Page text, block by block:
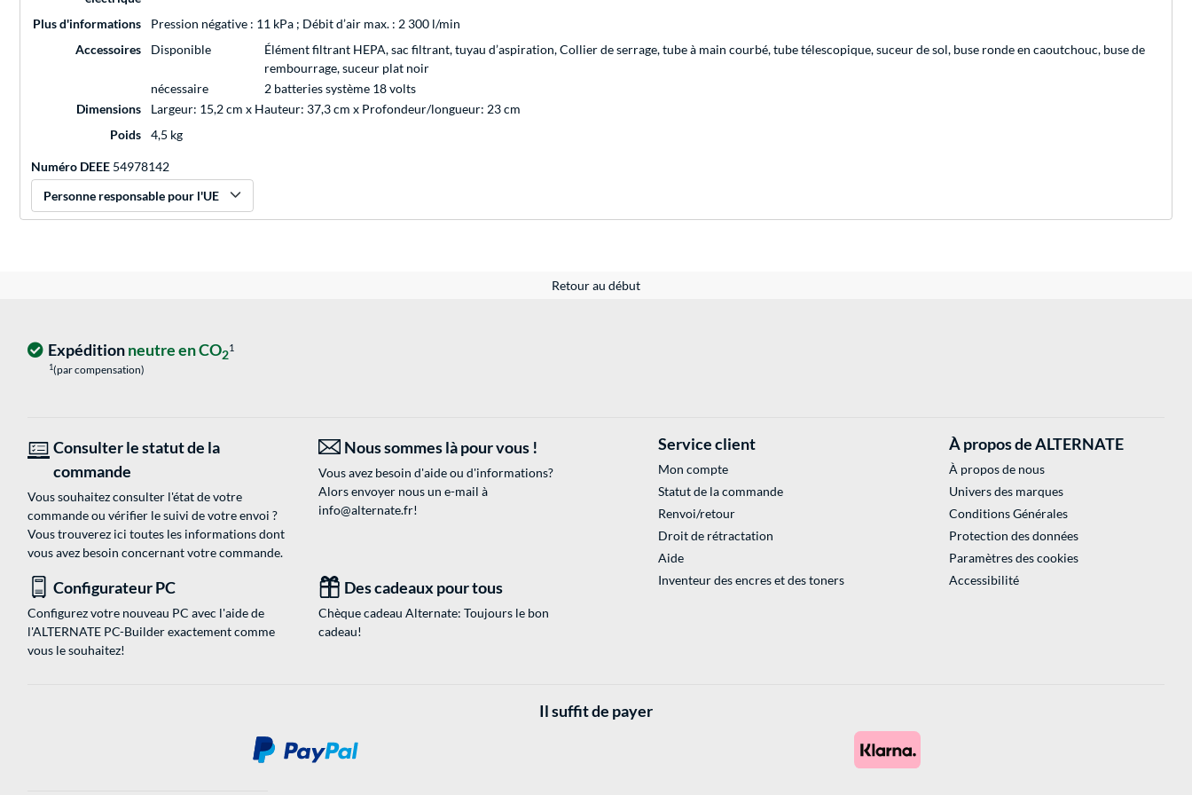
Plus d'informations
Pression négative : 11 kPa ; Débit d’air max. : 2 300 l/min
Accessoires
Disponible
Élément filtrant HEPA, sac filtrant, tuyau d’aspiration, Collier de serrage, tube à main courbé, tube télescopique, suceur de sol, buse ronde en caoutchouc, buse de
rembourrage, suceur plat noir
nécessaire
2 batteries système 18 volts
Dimensions
Largeur: 15,2 cm x Hauteur: 37,3 cm x Profondeur/longueur: 23 cm
Poids
4,5 kg
Numéro DEEE 54978142
Personne responsable pour l'UE
Retour au début
Expéditionneutre en CO21
1(par compensation)
Consulter le statut de la
commande
Vous souhaitez consulter l'état de votre
commande ou vérifier le suivi de votre envoi ?
Vous trouverez ici toutes les informations dont
vous avez besoin concernant votre commande.
Nous sommes là pour vous !
Vous avez besoin d'aide ou d'informations?
Alors envoyer nous un e-mail à
info@alternate.fr!
Configurateur PC
Configurez votre nouveau PC avec l'aide de
l'ALTERNATE PC-Builder exactement comme
vous le souhaitez!
Des cadeaux pour tous
Chèque cadeau Alternate: Toujours le bon
cadeau!
Service client
Mon compte
Statut de la commande
Renvoi/retour
Droit de rétractation
Aide
Inventeur des encres et des toners
À propos de ALTERNATE
À propos de nous
Univers des marques
Conditions Générales
Protection des données
Paramètres des cookies
Accessibilité
Il suffit de payer